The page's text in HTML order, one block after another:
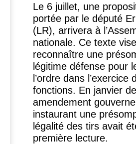
Le 6 juillet, une
portée par le député
(LR), arrivera à
nationale. Ce texte
reconnaître une
légitime défense pour
l’ordre dans l’exercice
fonctions. En janvier
amendement
instaurant une
légalité des tirs avait
première lecture.